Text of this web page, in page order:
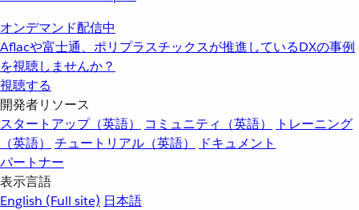
オンデマンド配信中
Aflacや富士通、ポリプラスチックスが推進しているDXの事例
を視聴しませんか？
視聴する
開発者リソース
スタートアップ（英語）
コミュニティ（英語）
トレーニング
（英語）
チュートリアル（英語）
ドキュメント
パートナー
表示言語
English (Full site) 日本語